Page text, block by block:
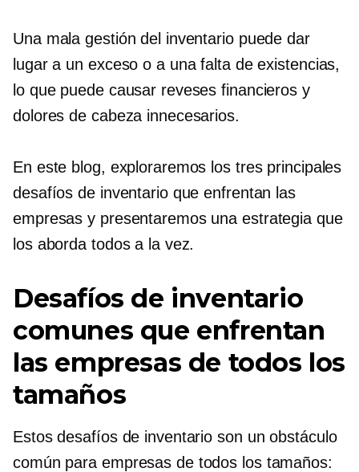
Una mala gestión del inventario puede dar
lugar a un exceso o a una falta de existencias,
lo que puede causar reveses financieros y
dolores de cabeza innecesarios.
En este blog, exploraremos los tres principales
desafíos de inventario que enfrentan las
empresas y presentaremos una estrategia que
los aborda todos a la vez.
Desafíos de inventario
comunes que enfrentan
las empresas de todos los
tamaños
Estos desafíos de inventario son un obstáculo
común para empresas de todos los tamaños: